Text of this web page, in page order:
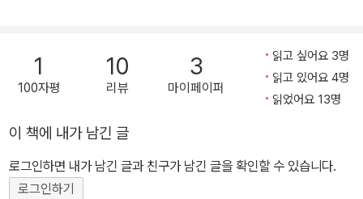
어떻게 다시 일어설 수 있을까. 세상은 끊임없이 앞으로 나아가라고
말한다. 더 성장하라고, 더 성취하라고, 더 특별해지라고 등을 떠민다.
하지만 정작 많은 사람들은 거대한 도약이 아니라 평범한 하루를 살
것처럼 출근하지만 마음속에서는 폭풍이 몰아치고, 웃으며 사람을 만
나지만 사실은 무너질 듯한 밤을 견디고 있으며, 아무렇지 않은 얼굴
로 일상을 이어가지만 실은 상실과 불안, 외로움 속에서 하루를 버텨
1
100자평
10
리뷰
3
마이페이퍼
읽고 싶어요 3명
읽고 있어요 4명
읽었어요 13명
이 책에 내가 남긴 글
로그인하면 내가 남긴 글과 친구가 남긴 글을 확인할 수 있습니다.
로그인하기